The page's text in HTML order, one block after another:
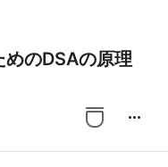
のDSAの原理
more_horiz